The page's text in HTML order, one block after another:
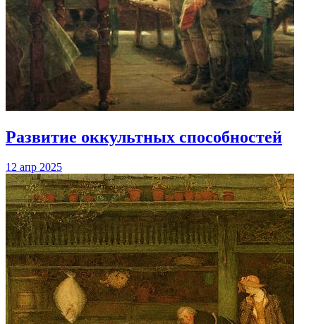
Развитие оккультных способностей
12 апр 2025